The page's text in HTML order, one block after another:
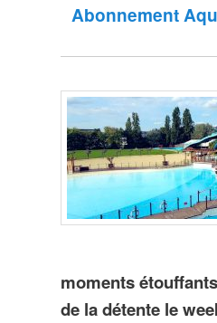
Abonnement
moments étouffants
de la détente le